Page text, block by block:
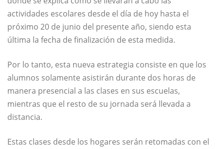
actividades escolares desde el día de hoy hasta el
próximo 20 de junio del presente año, siendo esta
última la fecha de finalización de esta medida.
Por lo tanto, esta nueva estrategia consiste en que los
alumnos solamente asistirán durante dos horas de
manera presencial a las clases en sus escuelas,
mientras que el resto de su jornada será llevada a
distancia.
Estas clases desde los hogares serán retomadas con el